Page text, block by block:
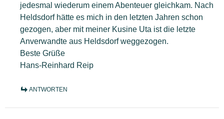
jedesmal wiederum einem Abenteuer gleichkam. Nach
Heldsdorf hätte es mich in den letzten Jahren schon
gezogen, aber mit meiner Kusine Uta ist die letzte
Anverwandte aus Heldsdorf weggezogen.
Beste Grüße
Hans-Reinhard Reip
ANTWORTEN